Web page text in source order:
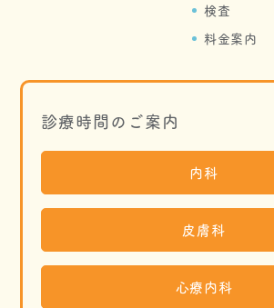
検査
料金案内
診療時間のご案内
内科
皮膚科
心療内科